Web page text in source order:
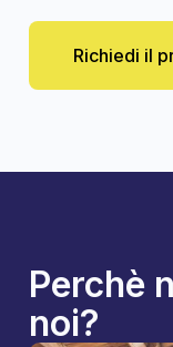
Richiedi il
Perchè
noi?